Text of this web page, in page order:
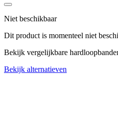
Niet beschikbaar
Dit product is momenteel niet
Bekijk vergelijkbare
Bekijk alternatieven